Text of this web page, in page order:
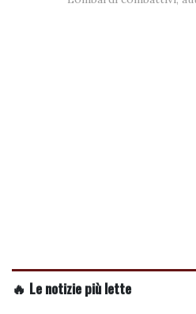
🔥 Le notizie più lette